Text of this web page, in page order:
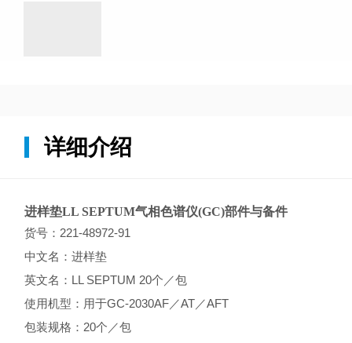
详细介绍
进样垫LL SEPTUM气相色谱仪(GC)部件与备件
货号：221-48972-91
中文名：进样垫
英文名：LL SEPTUM 20个／包
使用机型：用于GC-2030AF／AT／AFT
包装规格：20个／包